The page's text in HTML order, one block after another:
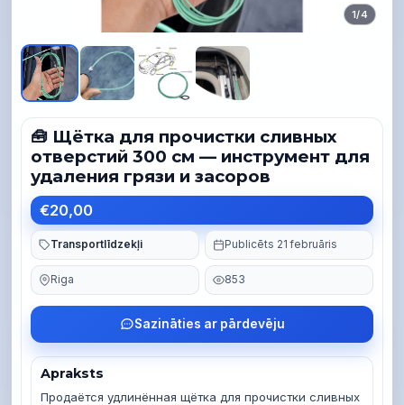
1/4
🧰 Щётка для прочистки сливных
отверстий 300 см — инструмент для
удаления грязи и засоров
€20,00
Transportlīdzekļi Publicēts 21 februāris
Riga 853
Sazināties ar pārdevēju
Apraksts
Продаётся удлинённая щётка для прочистки сливных